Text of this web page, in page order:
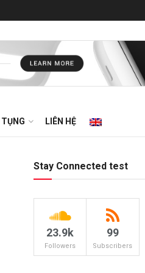
LIÊN HỆ
Stay Connected test
23.9k
Followers
99
Subscribers